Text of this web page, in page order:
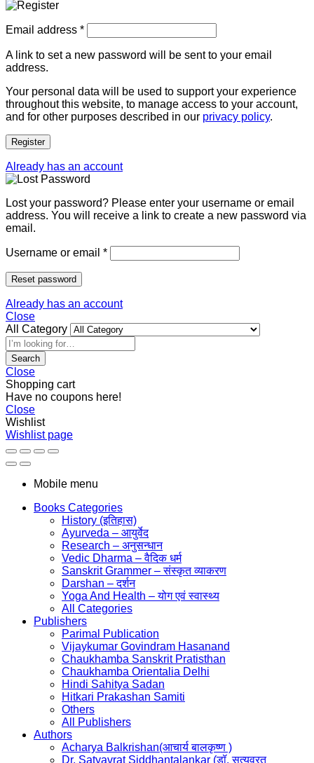
Email address *
A link to set a new password will be sent to your email
address.
Your personal data will be used to support your experience
throughout this website, to manage access to your account,
and for other purposes described in our privacy policy.
Register
Already has an account
Lost your password? Please enter your username or email
address. You will receive a link to create a new password via
email.
Username or email *
Reset password
Already has an account
Close
All Category
Search
Close
Shopping cart
Have no coupons here!
Close
Wishlist
Wishlist page
Mobile menu
Books Categories
History (इतिहास)
Ayurveda – आयुर्वेद
Research – अनुसन्धान
Vedic Dharma – वैदिक धर्म
Sanskrit Grammer – संस्कृत व्याकरण
Darshan – दर्शन
Yoga And Health – योग एवं स्वास्थ्य
All Categories
Publishers
Parimal Publication
Vijaykumar Govindram Hasanand
Chaukhamba Sanskrit Pratisthan
Chaukhamba Orientalia Delhi
Hindi Sahitya Sadan
Hitkari Prakashan Samiti
Others
All Publishers
Authors
Acharya Balkrishan(आचार्य बालकृष्ण )
Dr. Satyavrat Siddhantalankar (डॉ. सत्यव्रत